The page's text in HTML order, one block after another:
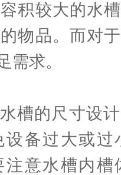
积较大的水
物品。而对
需求。
的尺寸设计
设备过大或
意水槽内槽